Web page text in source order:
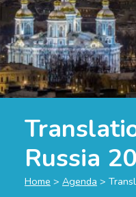
Russia
Home > Agenda >